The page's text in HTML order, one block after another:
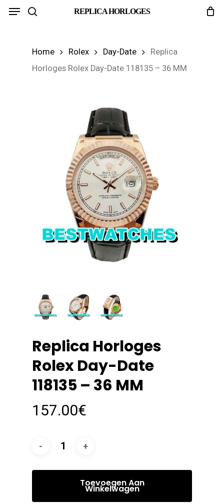
Skip
REPLICA HORLOGES
Menu
Home Rolex Day-Date
Replica
Horloges Rolex Day-Date 118135 – 36 MM
Replica Horloges
Rolex Day-Date
118135 – 36 MM
157.00€
Toevoegen Aan
Winkelwagen